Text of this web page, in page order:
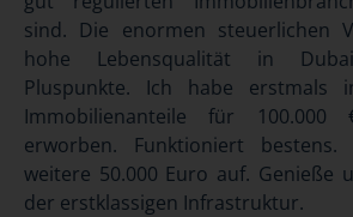
sind. Die enormen steuerlichen
hohe Lebensqualität in
Pluspunkte. Ich habe erstmals
Immobilienanteile für
erworben. Funktioniert
weitere 50.000 Euro auf. Genieße
der erstklassigen Infrastruktur.